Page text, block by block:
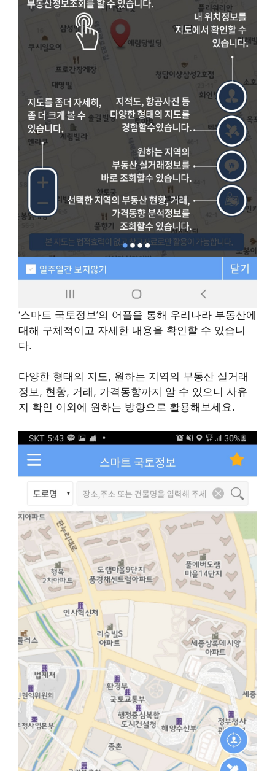
‘스마트 국토정보’의 어플을 통해 우리나라 부동산에
대해 구체적이고 자세한 내용을 확인할 수 있습니
다.
다양한 형태의 지도, 원하는 지역의 부동산 실거래
정보, 현황, 거래, 가격동향까지 알 수 있으니 사유
지 확인 이외에 원하는 방향으로 활용해보세요.